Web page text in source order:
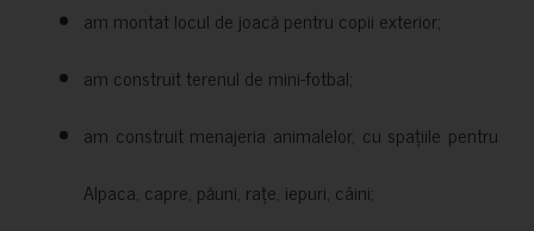
am montat locul de joacă pentru copii exterior;
am construit terenul de mini-fotbal;
am construit menajeria animalelor, cu spațiile pentru
Alpaca, capre, păuni, rațe, iepuri, câini;